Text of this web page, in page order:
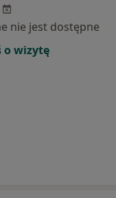
nie jest dostępne
o wizytę